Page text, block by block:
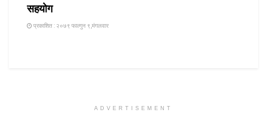
सहयोग
प्रकाशित : २०७९ फाल्गुन ९,मंगलवार
ADVERTISEMENT